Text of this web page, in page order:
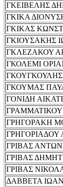
ΓΚΕΙΒΕΛΗΣ
ΓΚΙΚΑ
ΓΚΙΚΑΣ
ΓΚΙΟΥΣΑΚΗΣ
ΓΚΛΕΖΑΚΟΥ
ΓΚΟΛΕΜΙ
ΓΚΟΥΓΚΟΥΛΗΣ
ΓΚΟΥΜΑΣ
ΓΟΝΙΔΗ
ΓΡΗΓΟΡΑΚΗ
ΓΡΗΓΟΡΙΑΔΟΥ
ΓΡΙΒΑΣ
ΓΡΙΒΑΣ
ΓΡΙΒΑΣ
ΔΑΒΒΕΤΑ